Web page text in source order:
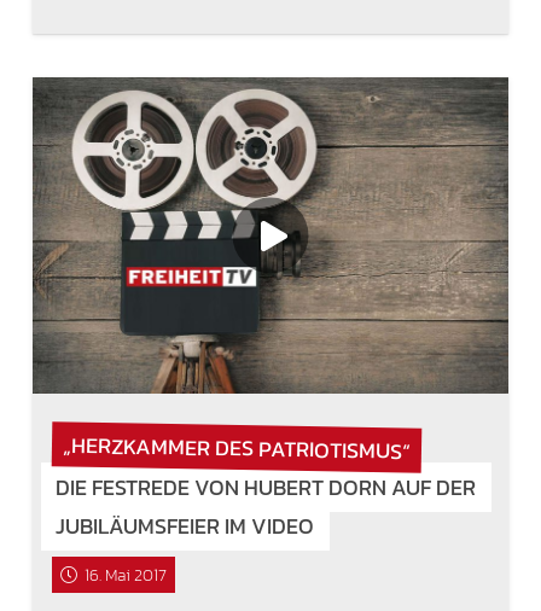
„HERZKAMMER DES PATRIOTISMUS“
DIE FESTREDE VON HUBERT DORN AUF DER
JUBILÄUMSFEIER IM VIDEO
16. Mai 2017